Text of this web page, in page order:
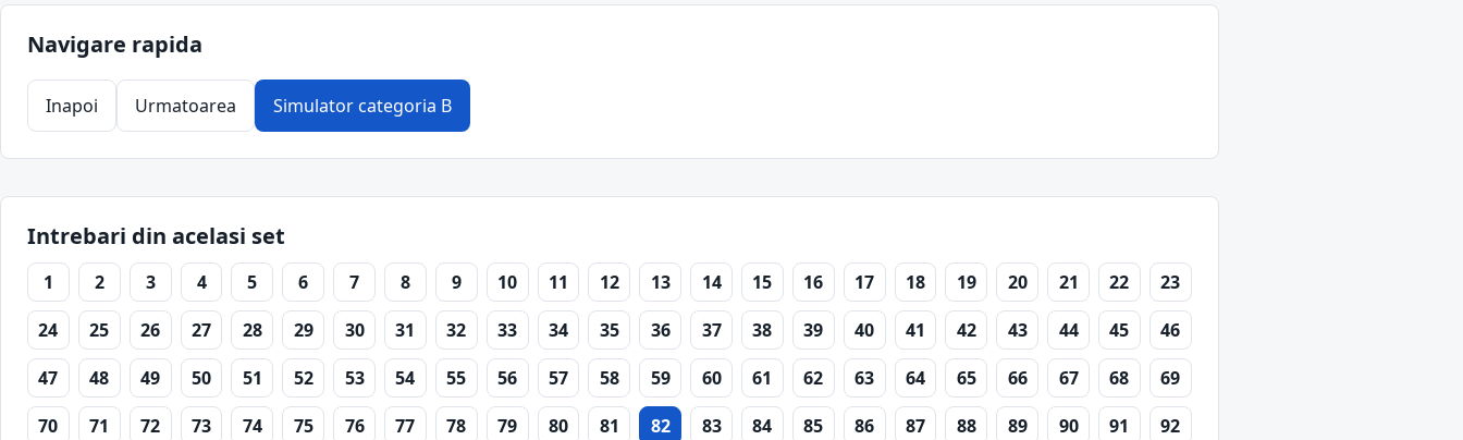
Navigare rapida
Inapoi Urmatoarea Simulator categoria B
Intrebari din acelasi set
1 2 3 4 5 6 7 8 9 10 11 12 13 14 15 16 17 18 19 20 21 22
23
24
25 26 27 28 29 30 31 32 33 34 35 36 37 38 39 40 41 42 43 44 45
46
47
48 49 50 51 52 53 54 55 56 57 58 59 60 61 62 63 64 65 66 67 68
69
70
71 72 73 74 75 76 77 78 79 80 81 82 83 84 85 86 87 88 89 90 91
92